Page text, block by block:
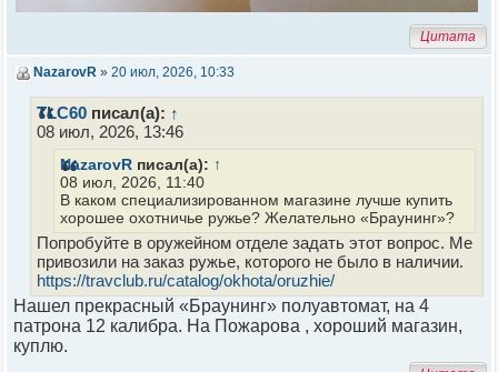
Цитата
NazarovR » 20 июл, 2026, 10:33
TLC60 писал(а): ↑
08 июл, 2026, 13:46
NazarovR писал(а): ↑
08 июл, 2026, 11:40
В каком специализированном магазине лучше купить
хорошее охотничье ружье? Желательно «Браунинг»?
Попробуйте в оружейном отделе задать этот вопрос. Ме
привозили на заказ ружье, которого не было в наличии.
https://travclub.ru/catalog/okhota/oruzhie/
Нашел прекрасный «Браунинг» полуавтомат, на 4
патрона 12 калибра. На Пожарова , хороший магазин,
куплю.